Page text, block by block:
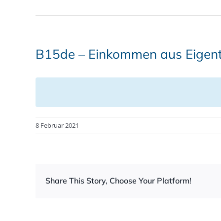
B15de – Einkommen aus
8 Februar 2021
Share This Story, Choose Your Platform!